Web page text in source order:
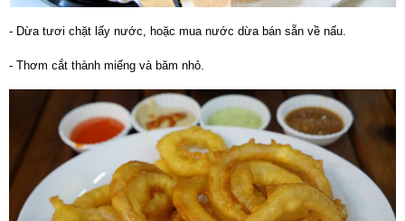
- Dừa tươi chặt lấy nước, hoặc mua nước dừa bán sẵn về nấu.
- Thơm cắt thành miếng và băm nhỏ.